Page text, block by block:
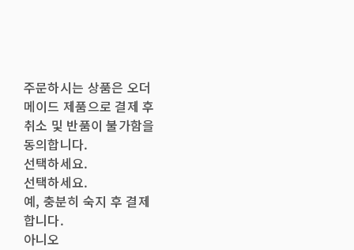
주문하시는 상품은 오더
메이드 제품으로 결제 후
취소 및 반품이 불가함을
동의합니다.
선택하세요.
선택하세요.
예, 충분히 숙지 후 결제
합니다.
아니오